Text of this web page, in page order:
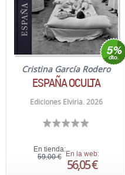
Cristina García Rodero
ESPAÑA OCULTA
Ediciones Elviria. 2026
En tienda:
59,00 € En la web:
56,05 €